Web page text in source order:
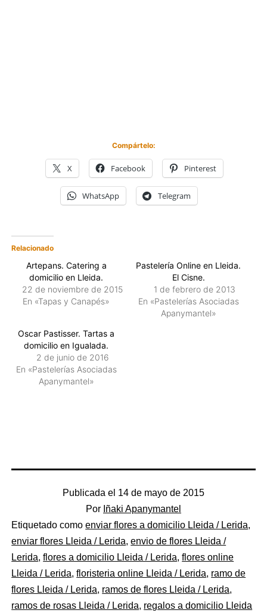
Compártelo:
X Facebook Pinterest
WhatsApp Telegram
Relacionado
Artepans. Catering a
domicilio en Lleida.
22 de noviembre de 2015
En «Tapas y Canapés»
Pastelería Online en Lleida.
El Cisne.
1 de febrero de 2013
En «Pastelerías Asociadas
Apanymantel»
Oscar Pastisser. Tartas a
domicilio en Igualada.
2 de junio de 2016
En «Pastelerías Asociadas
Apanymantel»
Publicada el 14 de mayo de 2015
Por Iñaki Apanymantel
Categorizado
como
Flores
Etiquetado comoenviar flores a domicilio Lleida / Lerida,
enviar flores Lleida / Lerida,envio de flores Lleida /
Lerida,flores a domicilio Lleida / Lerida,flores online
Lleida / Lerida,floristeria online Lleida / Lerida, ramo de
flores Lleida / Lerida, ramos de flores Lleida / Lerida,
ramos de rosas Lleida / Lerida, regalos a domicilio Lleida